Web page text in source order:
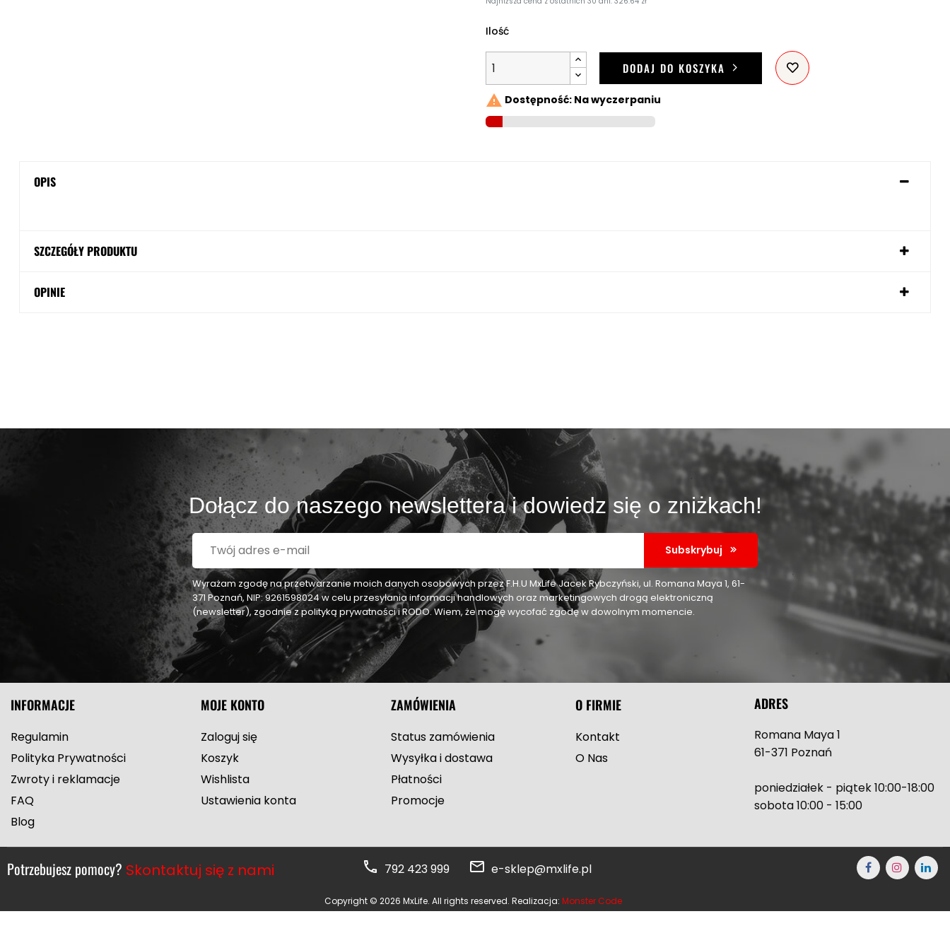
Ilość
DODAJ DO KOSZYKA
 Dostępność: Na wyczerpaniu
OPIS
SZCZEGÓŁY PRODUKTU
OPINIE
Dołącz do naszego newslettera i dowiedz się o zniżkach!
Subskrybuj
Wyrażam zgodę na przetwarzanie moich danych osobowych przez F.H.U MxLife Jacek Rybczyński, ul. Romana Maya 1, 61-
371 Poznań, NIP: 9261598024 w celu przesyłania informacji handlowych oraz marketingowych drogą elektroniczną
(newsletter), zgodnie z polityką prywatności i RODO. Wiem, że mogę wycofać zgodę w dowolnym momencie.
INFORMACJE
Regulamin
Polityka Prywatności
Zwroty i reklamacje
FAQ
Blog
MOJE KONTO
Zaloguj się
Koszyk
Wishlista
Ustawienia konta
ZAMÓWIENIA
Status zamówienia
Wysyłka i dostawa
Płatności
Promocje
O FIRMIE
Kontakt
O Nas
ADRES
Romana Maya 1
61-371 Poznań
poniedziałek - piątek 10:00-18:00
sobota 10:00 - 15:00
Potrzebujesz pomocy? Skontaktuj się z nami 792 423 999 e-sklep@mxlife.pl
Copyright © 2026 MxLife. All rights reserved. Realizacja: Monster Code